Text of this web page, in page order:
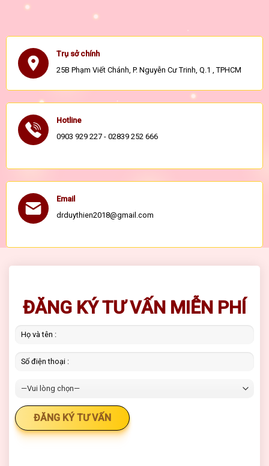
Trụ sở chính
25B Phạm Viết Chánh, P. Nguyễn Cư Trinh, Q.1 , TPHCM
Hotline
0903 929 227 - 02839 252 666
Email
drduythien2018@gmail.com
ĐĂNG KÝ TƯ VẤN MIỄN PHÍ